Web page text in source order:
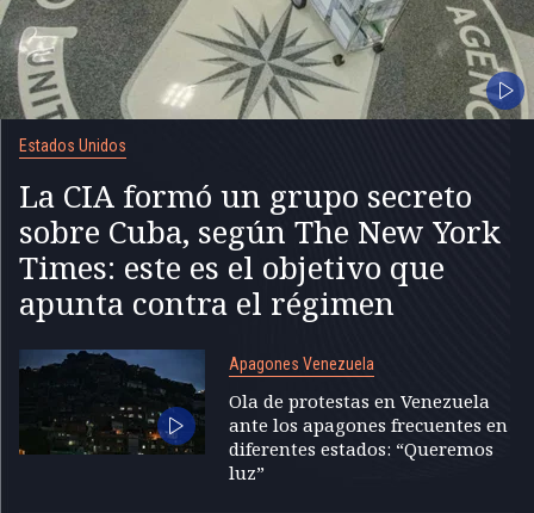
Estados Unidos
La CIA formó un grupo secreto
sobre Cuba, según The New York
Times: este es el objetivo que
apunta contra el régimen
Apagones Venezuela
Ola de protestas en Venezuela
ante los apagones frecuentes en
diferentes estados: “Queremos
luz”